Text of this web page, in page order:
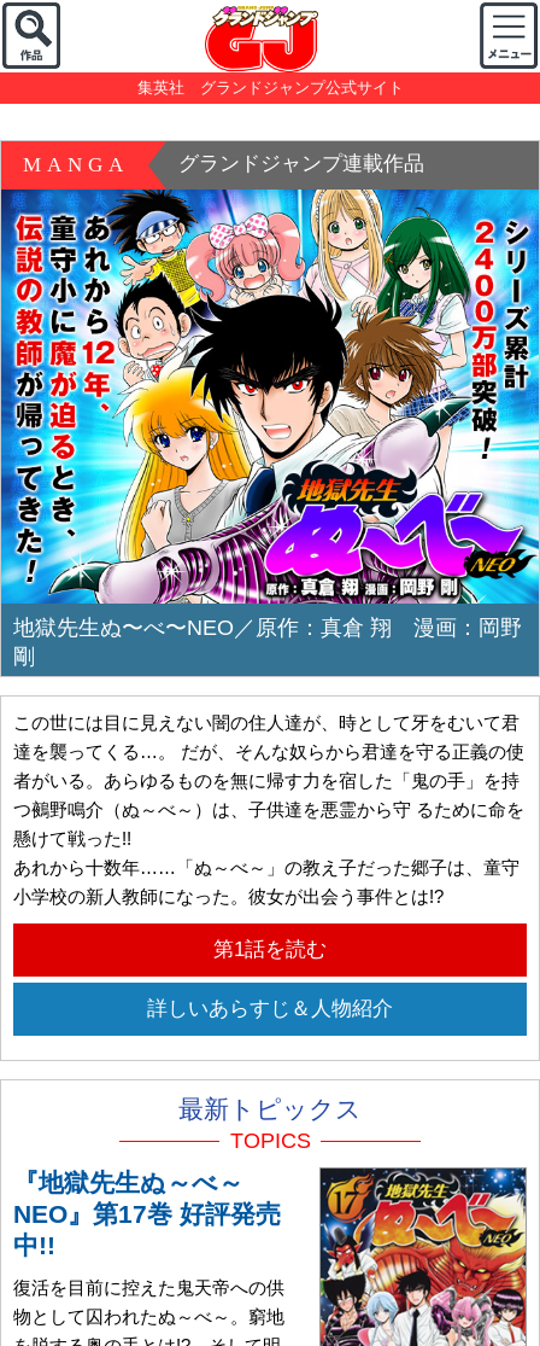
集英社 グランドジャンプ公式サイト
MANGA グランドジャンプ連載作品
地獄先生ぬ〜べ〜NEO／原作：真倉 翔 漫画：岡野
剛
この世には目に見えない闇の住人達が、時として牙をむいて君
達を襲ってくる…。 だが、そんな奴らから君達を守る正義の使
者がいる。あらゆるものを無に帰す力を宿した「鬼の手」を持
つ鵺野鳴介（ぬ～べ～）は、子供達を悪霊から守 るために命を
懸けて戦った!!
あれから十数年……「ぬ～べ～」の教え子だった郷子は、童守
小学校の新人教師になった。彼女が出会う事件とは!?
第1話を読む
詳しいあらすじ＆人物紹介
最新トピックス
TOPICS
『地獄先生ぬ～べ～
NEO』第17巻 好評発売
中!!
復活を目前に控えた鬼天帝への供
物として囚われたぬ～べ～。窮地